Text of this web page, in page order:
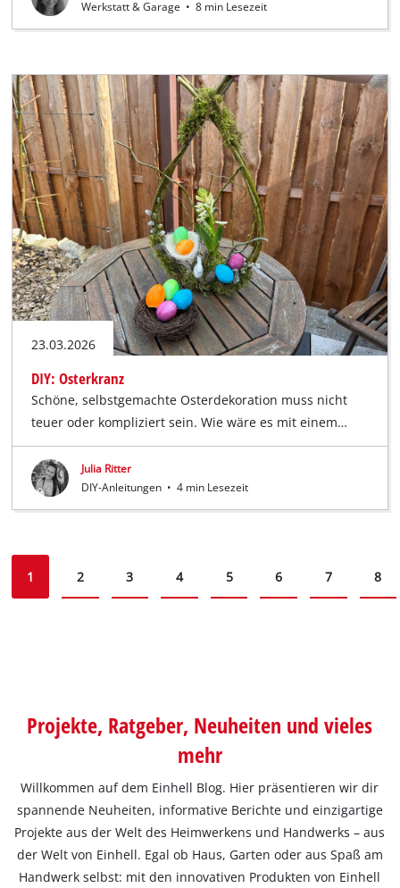
Werkstatt & Garage • 8 min Lesezeit
23.03.2026
DIY: Osterkranz
Schöne, selbstgemachte Osterdekoration muss nicht
teuer oder kompliziert sein. Wie wäre es mit einem…
Julia Ritter
DIY-Anleitungen • 4 min Lesezeit
1 2 3 4 5 6 7 8
Projekte, Ratgeber, Neuheiten und vieles
mehr
Willkommen auf dem Einhell Blog. Hier präsentieren wir dir
spannende Neuheiten, informative Berichte und einzigartige
Projekte aus der Welt des Heimwerkens und Handwerks – aus
der Welt von Einhell. Egal ob Haus, Garten oder aus Spaß am
Handwerk selbst: mit den innovativen Produkten von Einhell